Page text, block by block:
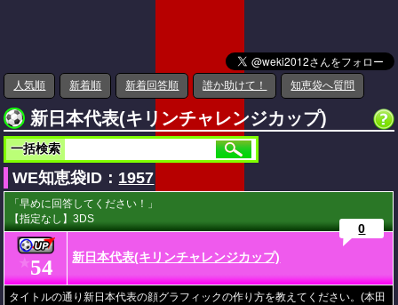
人気順 新着順 新着回答順 誰か助けて！ 知恵袋へ質問
新日本代表(キリンチャレンジカップ)
一括検索
WE知恵袋ID： 1957
「早めに回答してください！」
【指定なし】3DS
★54 新日本代表(キリンチャレンジカップ)
0
タイトルの通り新日本代表の顔グラフィックの作り方を教えてください。(本田